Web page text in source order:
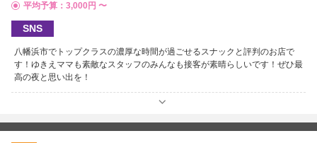
平均予算：3,000円 〜
SNS
八幡浜市でトップクラスの濃厚な時間が過ごせるスナックと評判のお店で
す！ゆきえママも素敵なスタッフのみんなも接客が素晴らしいです！ぜひ最
高の夜と思い出を！